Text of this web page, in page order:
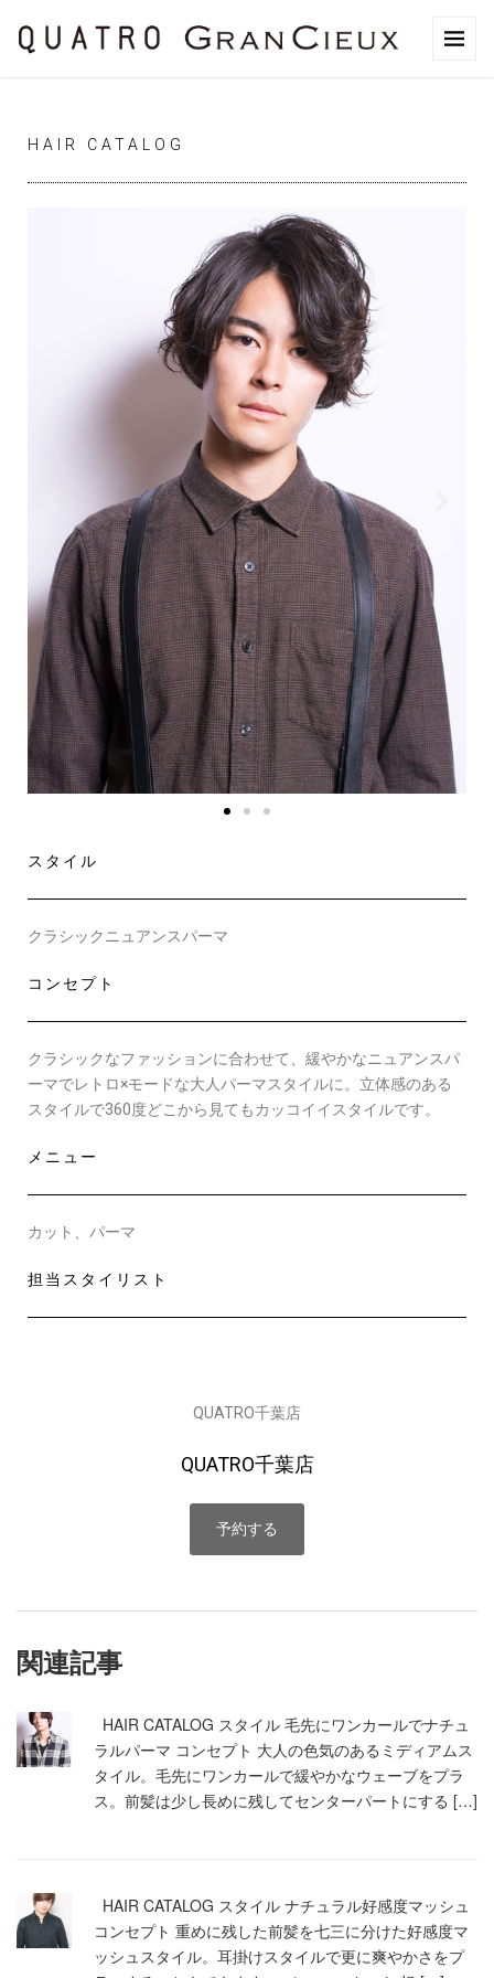
HAIR CATALOG
スタイル
クラシックニュアンスパーマ
コンセプト
クラシックなファッションに合わせて、緩やかなニュアンスパ
ーマでレトロ×モードな大人パーマスタイルに。立体感のある
スタイルで360度どこから見てもカッコイイスタイルです。
メニュー
カット、パーマ
担当スタイリスト
QUATRO千葉店
QUATRO千葉店
予約する
関連記事
HAIR CATALOG スタイル 毛先にワンカールでナチュ
ラルパーマ コンセプト 大人の色気のあるミディアムス
タイル。毛先にワンカールで緩やかなウェーブをプラ
ス。前髪は少し長めに残してセンターパートにする […]
HAIR CATALOG スタイル ナチュラル好感度マッシュ
コンセプト 重めに残した前髪を七三に分けた好感度マ
ッシュスタイル。耳掛けスタイルで更に爽やかさをプ